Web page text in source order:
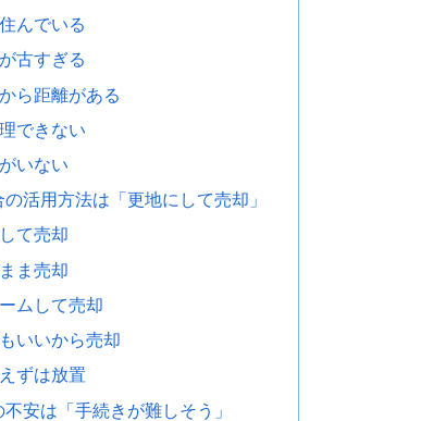
んでいる
古すぎる
ら距離がある
できない
いない
活用方法は「更地にして売却」
て売却
ま売却
ムして売却
いいから売却
ずは放置
安は「手続きが難しそう」